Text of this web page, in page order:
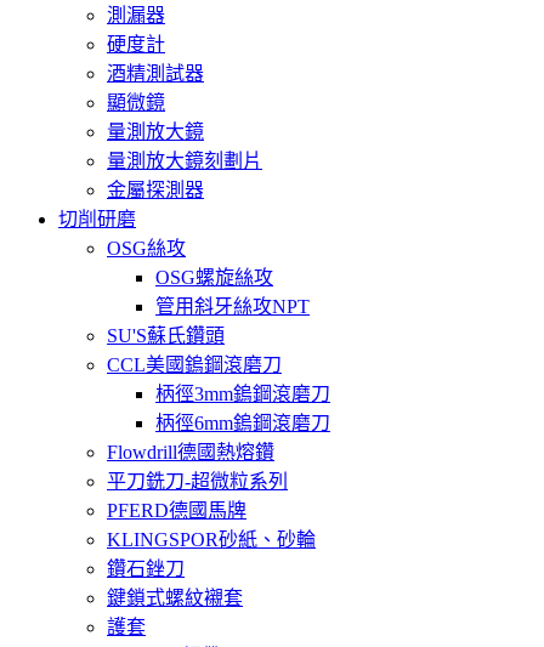
測漏器
硬度計
酒精測試器
顯微鏡
量測放大鏡
量測放大鏡刻劃片
金屬探測器
切削研磨
OSG絲攻
OSG螺旋絲攻
管用斜牙絲攻NPT
SU'S蘇氏鑽頭
CCL美國鎢鋼滾磨刀
柄徑3mm鎢鋼滾磨刀
柄徑6mm鎢鋼滾磨刀
Flowdrill德國熱熔鑽
平刀銑刀-超微粒系列
PFERD德國馬牌
KLINGSPOR砂紙、砂輪
鑽石銼刀
鍵鎖式螺紋襯套
護套